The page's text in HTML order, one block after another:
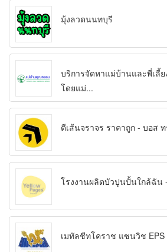
มุ้งลวดนนทบุรี
บริการจัดหาแม่บ้านและพี่เลี้ย
โดยแม่...
ตีเส้นจราจร ราคาถูก - บอส
โรงงานผลิตบัวปูนปั้นใกล้ฉัน
เมทัลชีทโคราช แซนวิช